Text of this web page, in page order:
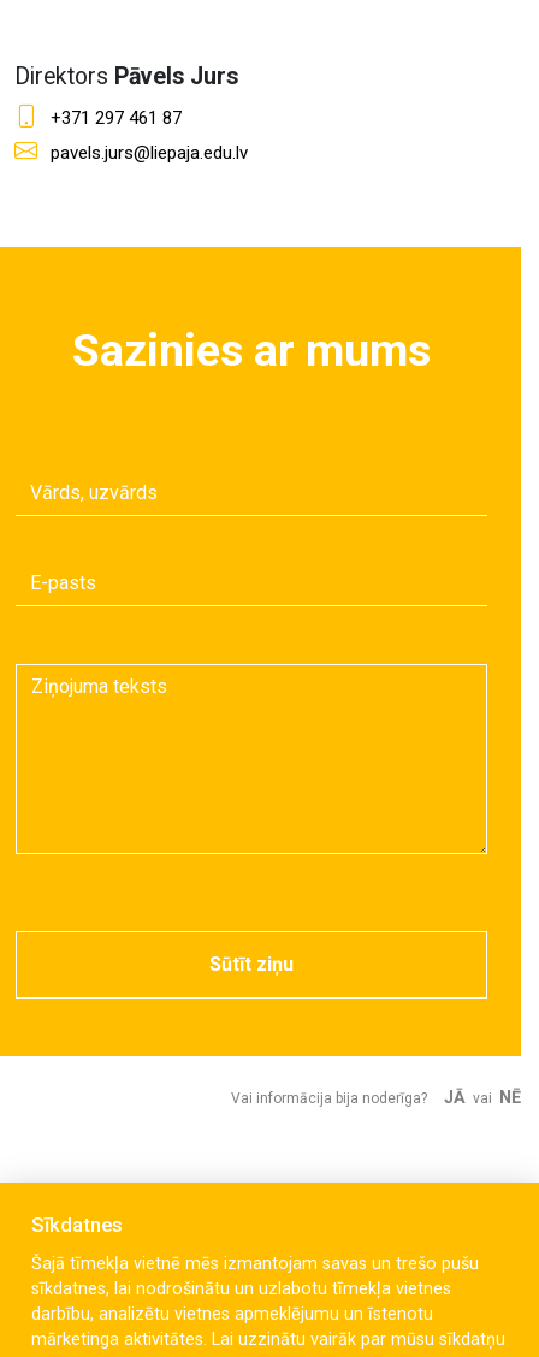
Direktors Pāvels Jurs
+371 297 461 87
pavels.jurs@liepaja.edu.lv
Sazinies ar mums
Sūtīt ziņu
Vai informācija bija noderīga? JĀ vai NĒ
Sīkdatnes
Šajā tīmekļa vietnē mēs izmantojam savas un trešo pušu
sīkdatnes, lai nodrošinātu un uzlabotu tīmekļa vietnes
darbību, analizētu vietnes apmeklējumu un īstenotu
mārketinga aktivitātes. Lai uzzinātu vairāk par mūsu sīkdatņu